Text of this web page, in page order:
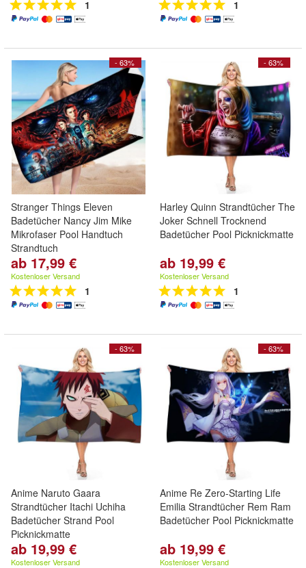
1 1
- 63%
Stranger Things Eleven
Badetücher Nancy Jim Mike
Mikrofaser Pool Handtuch
Strandtuch
ab 17,99 €
Kostenloser Versand
1
- 63%
Harley Quinn Strandtücher The
Joker Schnell Trocknend
Badetücher Pool Picknickmatte
ab 19,99 €
Kostenloser Versand
1
- 63%
Anime Naruto Gaara
Strandtücher Itachi Uchiha
Badetücher Strand Pool
Picknickmatte
ab 19,99 €
Kostenloser Versand
- 63%
Anime Re Zero-Starting Life
Emilia Strandtücher Rem Ram
Badetücher Pool Picknickmatte
ab 19,99 €
Kostenloser Versand